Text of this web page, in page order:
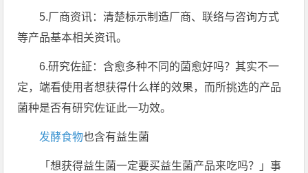
5.厂商资讯：清楚标示制造厂商、联络与咨询方式
等产品基本相关资讯。
6.研究佐証：含愈多种不同的菌愈好吗？其实不一
定，端看使用者想获得什么样的效果，而所挑选的产品
菌种是否有研究佐证此一功效。
发酵食物也含有益生菌
「想获得益生菌一定要买益生菌产品来吃吗？」事